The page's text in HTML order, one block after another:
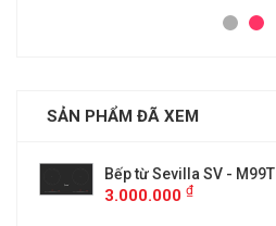
SẢN PHẨM ĐÃ XEM
Bếp từ Sevilla SV - M99T
3.000.000 ₫